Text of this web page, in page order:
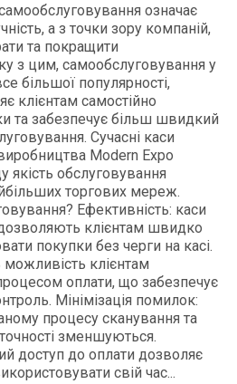
означає
а з точки зору компаній,
та покращити
з цим, самообслуговування у
більшої популярності,
клієнтам самостійно
та забезпечує більш швидкий
Сучасні каси
Modern Expo
обслуговування
торгових мереж.
Ефективність: каси
клієнтам швидко
покупки без черги на касі.
клієнтам
оплати, що забезпечує
Мінімізація помилок:
процесу сканування та
зменшуються.
доступ до оплати дозволяє
свій час...